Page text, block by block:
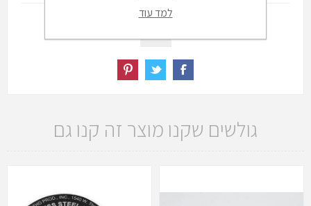
גולשים שקנו מוצר זה קנו גם
למד עוד